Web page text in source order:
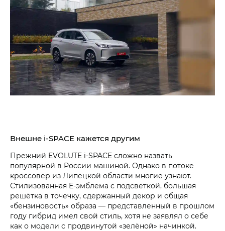
Внешне i‑SPACE кажется другим
Прежний EVOLUTE i‑SPACE сложно назвать
популярной в России машиной. Однако в потоке
кроссовер из Липецкой области многие узнают.
Стилизованная Е-эмблема с подсветкой, большая
решётка в точечку, сдержанный декор и общая
«бензиновость» образа — представленный в прошлом
году гибрид имел свой стиль, хотя не заявлял о себе
как о модели с продвинутой «зелёной» начинкой.